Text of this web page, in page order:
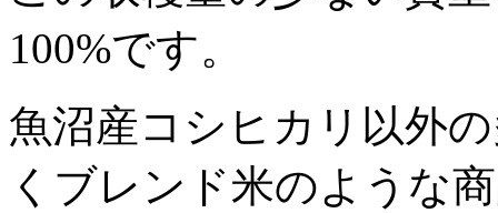
100%です。
魚沼産コシヒカリ以外
くブレンド米のような